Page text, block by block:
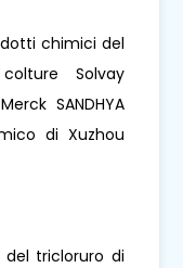
chimici del
Solvay
SANDHYA
di Xuzhou
del tricloruro di